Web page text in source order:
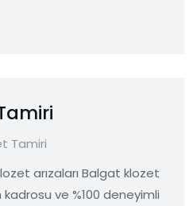
Tamiri
arızaları Balgat klozet
ve %100 deneyimli